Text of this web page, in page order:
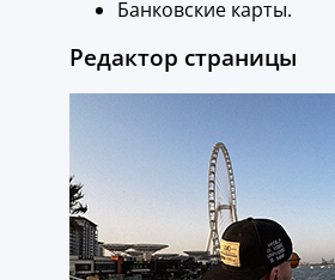
Банковские карты.
Редактор страницы